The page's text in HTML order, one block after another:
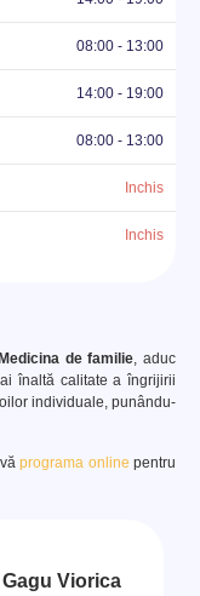
08:00 - 13:00
14:00 - 19:00
08:00 - 13:00
Inchis
Inchis
Medicina de familie, aduc
înaltă calitate a îngrijirii
individuale, punându-
văprograma online pentru
Gagu Viorica